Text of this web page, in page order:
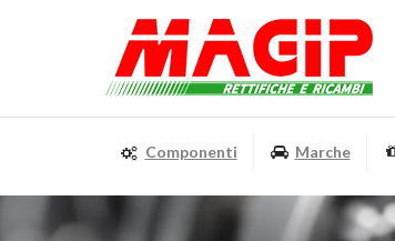
Componenti Marche